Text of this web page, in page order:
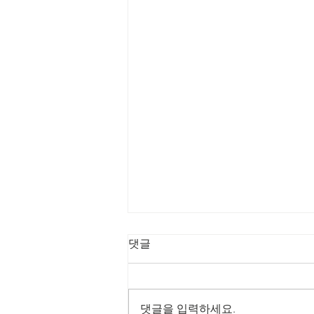
8/2/2026 회복의 비
개 1:8 8 너희는 산에 올라가서 나
댓글
댓글을 입력하세요.